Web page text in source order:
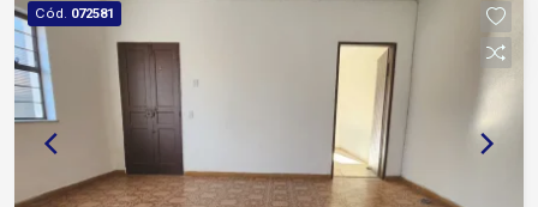
Cód. 072581